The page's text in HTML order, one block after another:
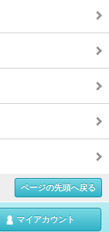
ページの先頭へ戻る
マイアカウント